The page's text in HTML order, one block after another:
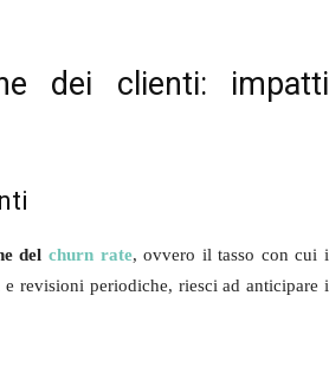
dei clienti: impatti
del churn rate, ovvero il tasso con cui i
revisioni periodiche, riesci ad anticipare i